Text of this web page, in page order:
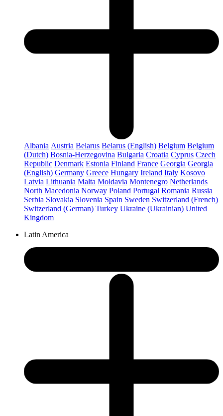
Albania Austria Belarus Belarus (English) Belgium Belgium
(Dutch) Bosnia-Herzegovina Bulgaria Croatia Cyprus Czech
Republic Denmark Estonia Finland France Georgia Georgia
(English) Germany Greece Hungary Ireland Italy Kosovo
Latvia Lithuania Malta Moldavia Montenegro Netherlands
North Macedonia Norway Poland Portugal Romania Russia
Serbia Slovakia Slovenia Spain Sweden Switzerland (French)
Switzerland (German) Turkey Ukraine (Ukrainian) United
Kingdom
Latin America